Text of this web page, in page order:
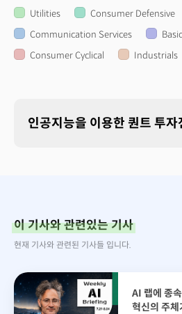
Utilities
Consumer Defensive
Communication Services
Consumer Cyclical
Industrials
인공지능을 이용한 퀀트 투자
이 기사와 관련있는 기사
현재 기사와 관련된 기사들 입니다.
AI 랩에 종
혁신의 주